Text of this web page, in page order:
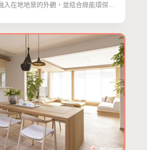
入在地地景的外觀，並結合綠能環保的